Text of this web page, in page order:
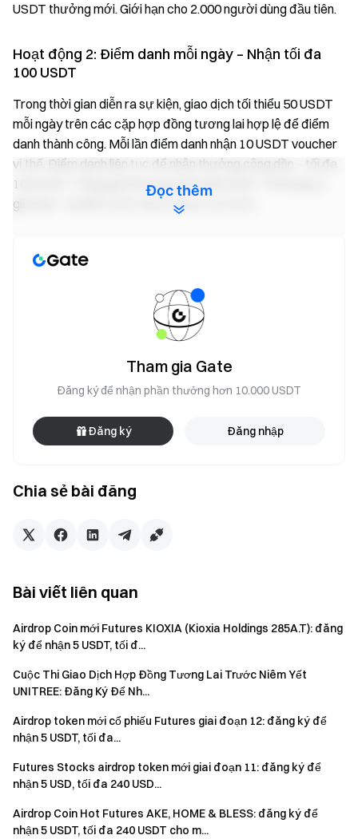
USDT thưởng mới. Giới hạn cho 2.000 người dùng đầu tiên.
Hoạt động 2: Điểm danh mỗi ngày – Nhận tối đa
100 USDT
Trong thời gian diễn ra sự kiện, giao dịch tối thiểu 50 USDT
mỗi ngày trên các cặp hợp đồng tương lai hợp lệ để điểm
danh thành công. Mỗi lần điểm danh nhận 10 USDT voucher
vị thế. Điểm danh liên tục để nhận thưởng cộng dồn – tối đa
100 USDT. Tổng quỹ thưởng là 40.000 USDT. Thưởng có
giới hạn – ai đến trước được phục vụ trước.
USDT mỗi người
Trong thời gian diễn ra sự kiện, tất cả người dùng giao dịch
hợp đồng tương lai trên các cặp hợp lệ và đạt tổng khối
lượng giao dịch ≥ 30.000 USDT sẽ cùng chia sẻ quỹ thưởng
100.000 USDT, phân bổ theo tỷ lệ khối lượng giao dịch của
từng người dùng. Thưởng tối đa mỗi người: 2.000 USDT.
Giao dịch mọi lúc — phần thưởng duy trì với quỹ linh hoạt
Lưu ý:
Người tham gia phải nhấp vào nút “Tham gia ngay”
trên trang sự kiện để đăng ký tham gia và hoàn tất xác
Người dùng phải giao dịch các cặp giao dịch hợp lệ để
lượng mua + Số lượng bán.
voucher vị thế; tất cả phần thưởng sẽ được ghi có vào
tài khoản người dùng trong vòng 14 ngày làm việc sau khi
sự kiện kết thúc. Phần thưởng dưới 1 USDT sẽ không
được phát hành.
Thời gian điểm danh: Một “Ngày điểm danh” được tính
từ 16:00 (UTC) đến 15:59 (UTC) ngày hôm sau.
Người dùng có thể tham gia các sự kiện tương tự
khác của Gate nhưng chỉ nhận một phần thưởng từ các
Đọc thêm
Chia sẻ bài đăng
Tham gia Gate
Đăng ký để nhận phần thưởng hơn 10.000 USDT
Đăng ký Đăng nhập
Bài viết liên quan
Airdrop Coin mới Futures KIOXIA (Kioxia Holdings 285A.T): đăng
ký để nhận 5 USDT, tối đ...
Cuộc Thi Giao Dịch Hợp Đồng Tương Lai Trước Niêm Yết
UNITREE: Đăng Ký Để Nh...
Airdrop token mới cổ phiếu Futures giai đoạn 12: đăng ký để
nhận 5 USDT, tối đa...
Futures Stocks airdrop token mới giai đoạn 11: đăng ký để
nhận 5 USD, tối đa 240 USD...
Airdrop Coin Hot Futures AKE, HOME & BLESS: đăng ký để
nhận 5 USDT, tối đa 240 USDT cho m...